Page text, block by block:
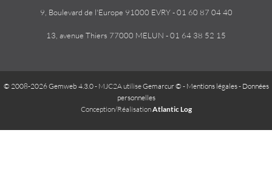
9, Boulevard de l'Europe 91000 EVRY - 01 60 87 04 40
13, avenue Thiers 77000 MELUN - 01 64 38 52 15
© 2008-2026 Gemweb 4.3.0- MJC2A utiliseGemarcur © - Mentions légales- Données
personnelles
Conception/RéalisationAtlantic Log